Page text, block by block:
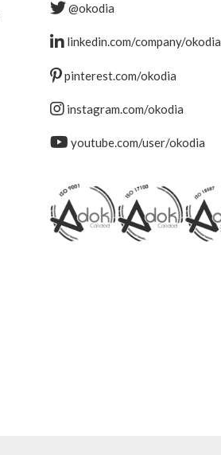
@okodia
linkedin.com/company/okodia
pinterest.com/okodia
instagram.com/okodia
youtube.com/user/okodia